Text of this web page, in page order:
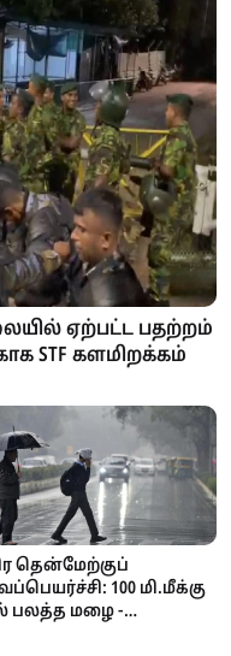
ஏற்பட்ட பதற்றம்
STF களமிறக்கம்
தென்மேற்குப்
100 மி.மீக்கு
பலத்த மழை -